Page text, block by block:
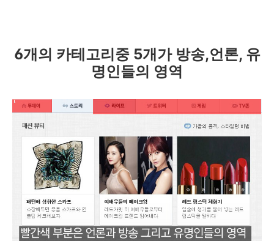
6개의 카테고리중 5개가 방송,언론, 유
명인들의 영역